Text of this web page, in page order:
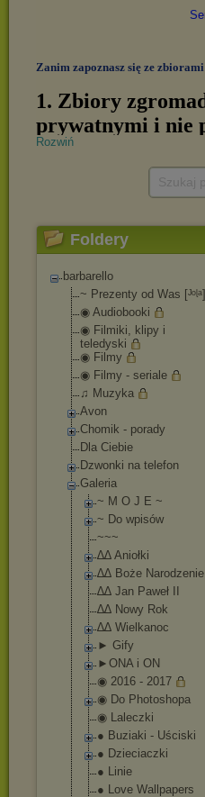
Rozwiń
Foldery
barbarello
~ Prezenty od Was [ᴶᵒᶩᵃ]
◉ Audiobooki
◉ Filmiki, klipy i
teledyski
◉ Filmy
◉ Filmy - seriale
♫ Muzyka
Avon
Chomik - porady
Dla Ciebie
Dzwonki na telefon
Galeria
~ M O J E ~
~ Do wpisów
~~~
∆∆ Aniołki
∆∆ Boże Narodzenie
∆∆ Jan Paweł II
∆∆ Nowy Rok
∆∆ Wielkanoc
► Gify
►ONA i ON
◉ 2016 - 2017
◉ Do Photoshopa
◉ Laleczki
● Buziaki - Uściski
● Dzieciaczki
● Linie
● Love Wallpapers